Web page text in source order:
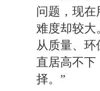
问题，现
难度却较
从质量、
直居高不下
择。”